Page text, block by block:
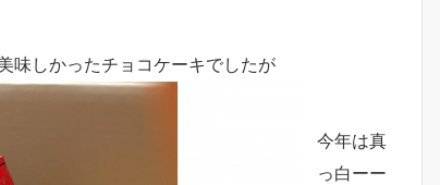
味しかったチョコケーキでしたが
今年は真
っ白ーー